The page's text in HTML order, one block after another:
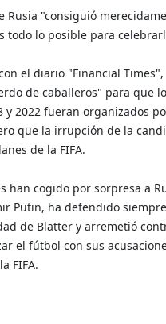
Rusia "consiguió
todo lo posible para
el diario "Financial
de caballeros" para que
y 2022 fueran organizados
que la irrupción de la
de la FIFA.
han cogido por sorpresa a
Putin, ha defendido
de Blatter y arremetió
el fútbol con sus
FIFA.